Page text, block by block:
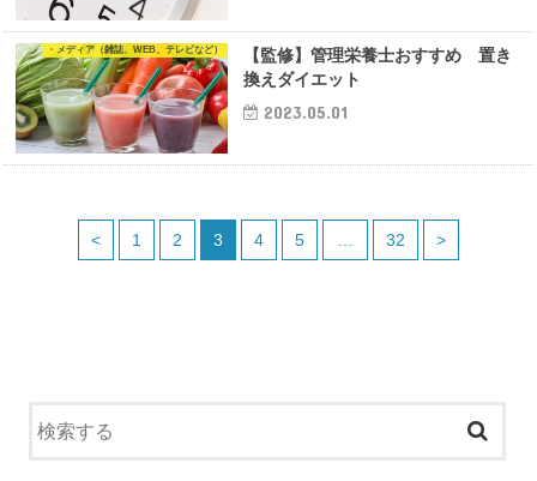
・メディア（雑誌、WEB、テレビなど）
【監修】管理栄養士おすすめ 置き
換えダイエット
2023.05.01
< 1 2 3 4 5 … 32 >